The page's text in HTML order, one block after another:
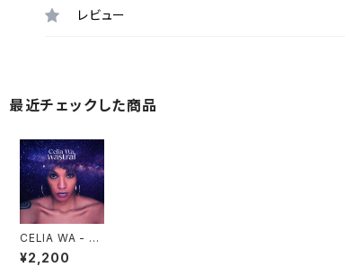
レビュー
最近チェックした商品
CELIA WA - W
ASTRAL EP
¥2,200